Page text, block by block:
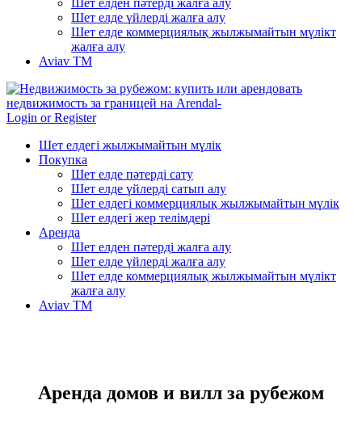
Шет елден пәтерді жалға алу
Шет елде үйлерді жалға алу
Шет елде коммерциялық жылжымайтын мүлікт
жалға алу
Aviav TM
Login or Register
Шет елдегі жылжымайтын мүлік
Покупка
Шет елде пәтерді сату
Шет елде үйлерді сатып алу
Шет елдегі коммерциялық жылжымайтын мүлік
Шет елдегі жер телімдері
Аренда
Шет елден пәтерді жалға алу
Шет елде үйлерді жалға алу
Шет елде коммерциялық жылжымайтын мүлікт
жалға алу
Aviav TM
Аренда домов и вилл за рубежом